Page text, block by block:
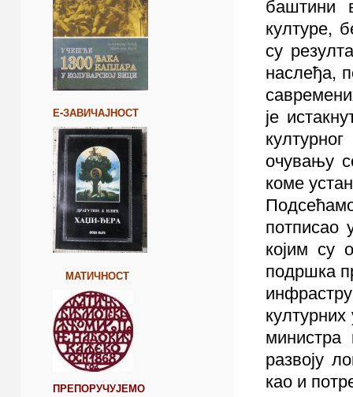
Е-ЗАВИЧАЈНОСТ
МАТИЧНОСТ
ПРЕПОРУЧУЈЕМО
баштини
културе,
су
наслеђа,
је
очувању
коме
потписао
којим су
подршка
министра
развоју
као и